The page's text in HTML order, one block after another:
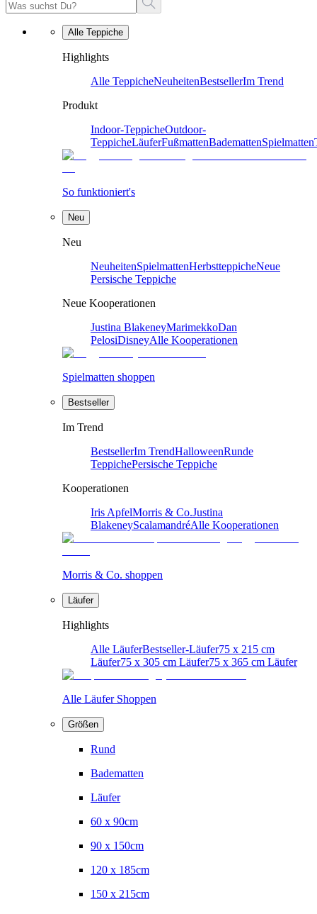
Alle Teppiche
Highlights
Alle TeppicheNeuheitenBestsellerIm Trend
Produkt
Indoor-TeppicheOutdoor-
TeppicheLäuferFußmattenBademattenSpielmatten
So funktioniert's
Neu
Neu
NeuheitenSpielmattenHerbstteppicheNeue
Persische Teppiche
Neue Kooperationen
Justina BlakeneyMarimekkoDan
PelosiDisneyAlle Kooperationen
Spielmatten shoppen
Bestseller
Im Trend
BestsellerIm TrendHalloweenRunde
TeppichePersische Teppiche
Kooperationen
Iris ApfelMorris & Co.Justina
BlakeneyScalamandréAlle Kooperationen
Morris & Co. shoppen
Läufer
Highlights
Alle LäuferBestseller-Läufer75 x 215 cm
Läufer75 x 305 cm Läufer75 x 365 cm Läufer
Alle Läufer Shoppen
Größen
Rund
Badematten
Läufer
60 x 90cm
90 x 150cm
120 x 185cm
150 x 215cm